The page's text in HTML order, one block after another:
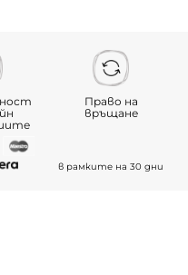
Право на
връщане
в рамките на 30 дни